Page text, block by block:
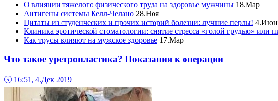
О влиянии тяжелого физического труда на здоровье мужчины 18.Мар
Антигены системы Келл-Челано 28.Ноя
Цитаты из студенческих и прочих историй болезни: лучшие перлы! 4.Июн
Клиника эротической стоматологии: снятие стресса «голой грудью» или
Как трусы влияют на мужское здоровье 17.Мар
Что такое уретропластика? Показания к операции
🕔 16:51, 4.Дек 2019